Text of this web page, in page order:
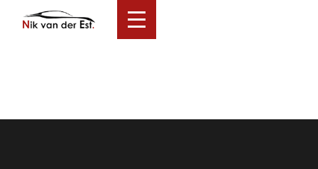
Collectie
Financial Lease Aanbod